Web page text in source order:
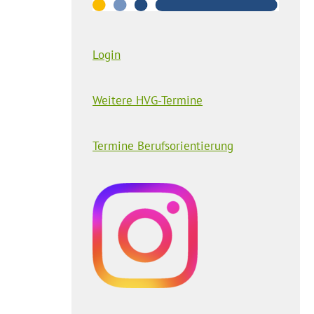
Login
Weitere HVG-Termine
Termine Berufsorientierung